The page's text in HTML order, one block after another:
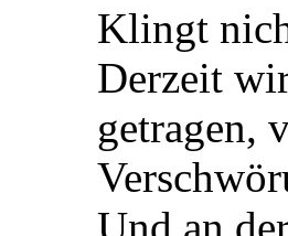
Klingt
Derzeit
getragen,